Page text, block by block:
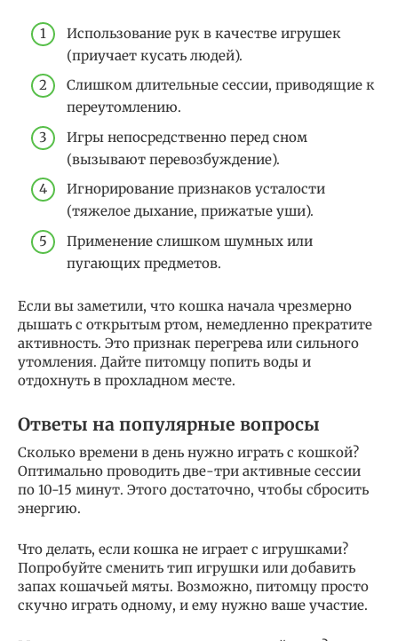
Использование рук в качестве игрушек
(приучает кусать людей).
Слишком длительные сессии, приводящие к
переутомлению.
Игры непосредственно перед сном
(вызывают перевозбуждение).
Игнорирование признаков усталости
(тяжелое дыхание, прижатые уши).
Применение слишком шумных или
пугающих предметов.
Если вы заметили, что кошка начала чрезмерно
дышать с открытым ртом, немедленно прекратите
активность. Это признак перегрева или сильного
утомления. Дайте питомцу попить воды и
отдохнуть в прохладном месте.
Ответы на популярные вопросы
Сколько времени в день нужно играть с кошкой?
Оптимально проводить две-три активные сессии
по 10-15 минут. Этого достаточно, чтобы сбросить
энергию.
Что делать, если кошка не играет с игрушками?
Попробуйте сменить тип игрушки или добавить
запах кошачьей мяты. Возможно, питомцу просто
скучно играть одному, и ему нужно ваше участие.